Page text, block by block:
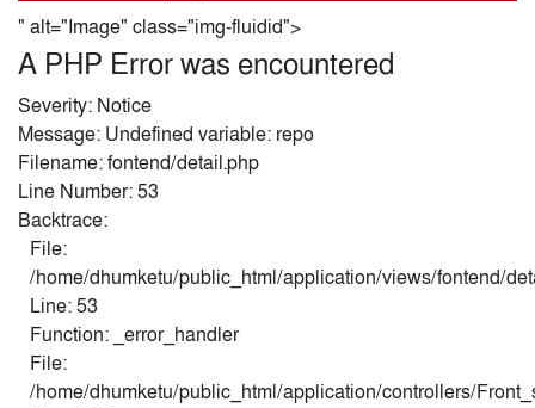
" alt="Image" class="img-fluidid">
A PHP Error was encountered
Severity: Notice
Message: Undefined variable: repo
Filename: fontend/detail.php
Line Number: 53
Backtrace:
File:
/home/dhumketu/public_html/application/views/fontend/
Line: 53
Function: _error_handler
File:
/home/dhumketu/public_html/application/controllers/